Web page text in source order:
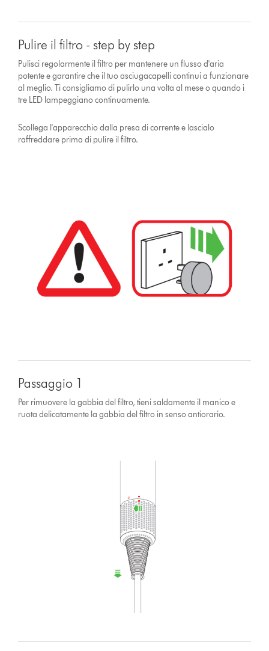
Pulire il filtro - step by step
Pulisci regolarmente il filtro per mantenere un flusso d'aria
potente e garantire che il tuo asciugacapelli continui a funzionare
al meglio. Ti consigliamo di pulirlo una volta al mese o quando i
tre LED lampeggiano continuamente.
Scollega l'apparecchio dalla presa di corrente e lascialo
raffreddare prima di pulire il filtro.
Passaggio 1
Per rimuovere la gabbia del filtro, tieni saldamente il manico e
ruota delicatamente la gabbia del filtro in senso antiorario.